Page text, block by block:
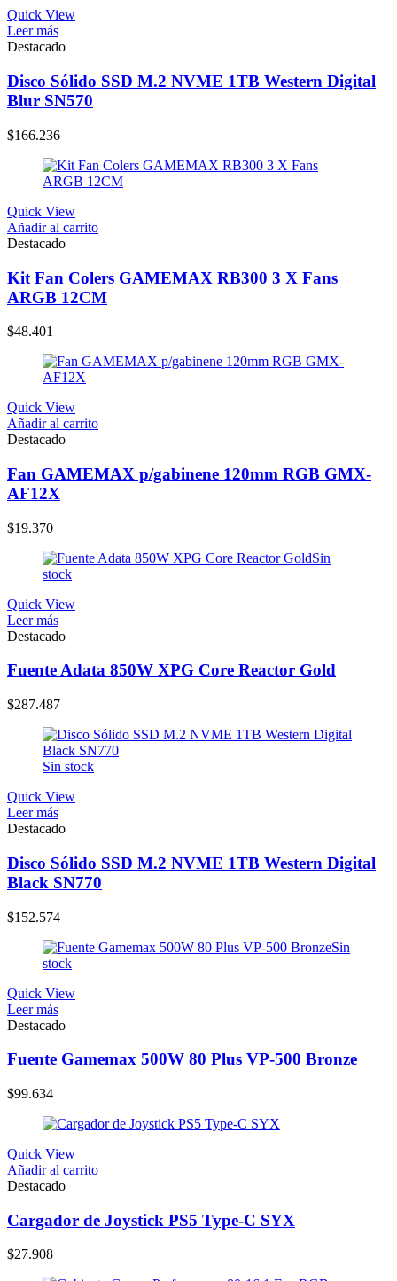
Quick View
Leer más
Destacado
Disco Sólido SSD M.2 NVME 1TB Western Digital
Blur SN570
$166.236
Quick View
Añadir al carrito
Destacado
Kit Fan Colers GAMEMAX RB300 3 X Fans
ARGB 12CM
$48.401
Quick View
Añadir al carrito
Destacado
Fan GAMEMAX p/gabinene 120mm RGB GMX-
AF12X
$19.370
Sin
stock
Quick View
Leer más
Destacado
Fuente Adata 850W XPG Core Reactor Gold
$287.487
Sin stock
Quick View
Leer más
Destacado
Disco Sólido SSD M.2 NVME 1TB Western Digital
Black SN770
$152.574
Sin
stock
Quick View
Leer más
Destacado
Fuente Gamemax 500W 80 Plus VP-500 Bronze
$99.634
Quick View
Añadir al carrito
Destacado
Cargador de Joystick PS5 Type-C SYX
$27.908